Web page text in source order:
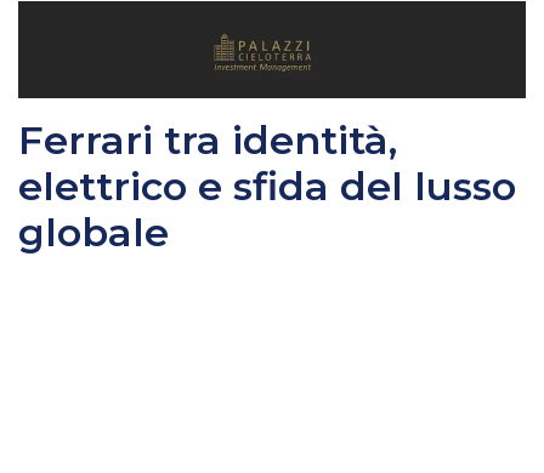
Ferrari tra identità,
elettrico e sfida del lusso
globale